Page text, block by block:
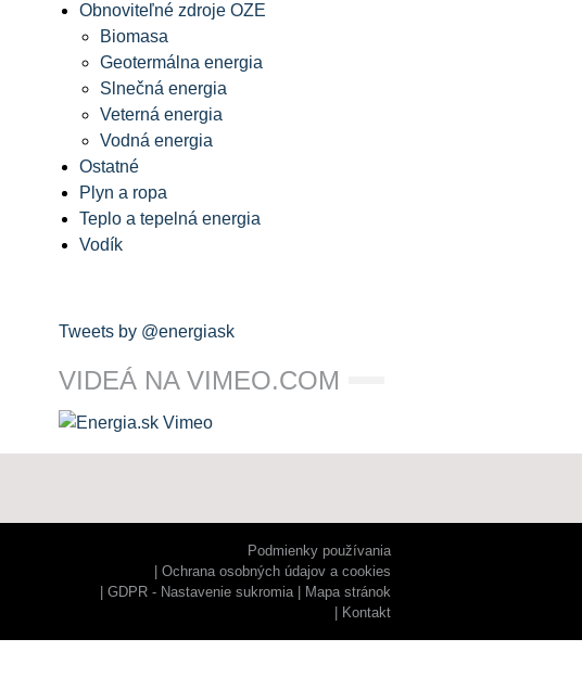
Obnoviteľné zdroje OZE
Biomasa
Geotermálna energia
Slnečná energia
Veterná energia
Vodná energia
Ostatné
Plyn a ropa
Teplo a tepelná energia
Vodík
Tweets by @energiask
VIDEÁ NA VIMEO.COM
Podmienky používania
Ochrana osobných údajov a cookies
GDPR - Nastavenie sukromia
Mapa stránok
Kontakt